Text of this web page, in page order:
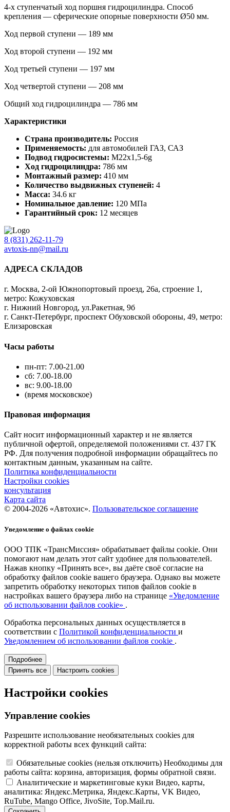
4-х ступенчатый ход поршня гидроцилиндра. Способ
крепления — сферические опорные поверхности Ø50 мм.
Ход первой ступени — 189 мм
Ход второй ступени — 192 мм
Ход третьей ступени — 197 мм
Ход четвертой ступени — 208 мм
Общий ход гидроцилиндра — 786 мм
Характеристики
Страна производитель: Россия
Применяемость: для автомобилей ГАЗ, САЗ
Подвод гидросистемы: М22х1,5-6g
Ход гидроцилиндра: 786 мм
Монтажный размер: 410 мм
Количество выдвижных ступеней: 4
Масса: 34.6 кг
Номинальное давление: 120 МПа
Гарантийный срок: 12 месяцев
8 (831) 262-11-79
avtoxis-nn@mail.ru
АДРЕСА СКЛАДОВ
г. Москва, 2-ой Южнопортовый проезд, 26а, строение 1,
метро: Кожуховская
г. Нижний Новгород, ул.Ракетная, 9б
г. Санкт-Петербург, проспект Обуховской обороны, 49, метро:
Елизаровская
Часы работы
пн-пт: 7.00-21.00
сб: 7.00-18.00
вс: 9.00-18.00
(время московское)
Правовая информация
Сайт носит информационный характер и не является
публичной офертой, определяемой положениями ст. 437 ГК
РФ. Для получения подробной информации обращайтесь по
контактным данным, указанным на сайте.
Политика конфиденциальности
Настройки cookies
консультация
Карта сайта
© 2004-2026 «Автохис». Пользовательское соглашение
Уведомление о файлах cookie
ООО ТПК «ТрансМиссия» обрабатывает файлы cookie. Они
помогают нам делать этот сайт удобнее для пользователей.
Нажав кнопку «Принять все», вы даёте своё согласие на
обработку файлов cookie вашего браузера. Однако вы можете
запретить обработку некоторых типов файлов cookie в
настройках вашего браузера либо на странице «Уведомление
об использовании файлов cookie» .
Обработка персональных данных осуществляется в
соответствии с Политикой конфиденциальности и
Уведомлением об использовании файлов cookie .
Подробнее
Принять все
Настроить cookies
Настройки cookies
Управление cookies
Разрешите использование необязательных cookies для
корректной работы всех функций сайта:
Обязательные cookies (нельзя отключить) Необходимы для
работы сайта: корзина, авторизация, формы обратной связи.
Аналитические и маркетинговые куки Видео, карты,
аналитика: Яндекс.Метрика, Яндекс.Карты, VK Видео,
RuTube, Mango Office, JivoSite, Top.Mail.ru.